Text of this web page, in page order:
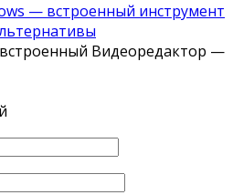
— встроенный инструмент
встроенный Видеоредактор —